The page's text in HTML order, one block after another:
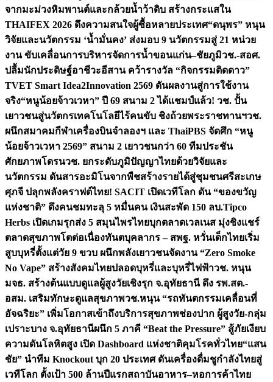
จากมะม่วงหิมพานต์และกล้วยน้ำว้าดิบ สร้างกระแสใน
THAIFEX 2026 ดึงความสนใจผู้ซื้อหลายประเทศ“ดนุพร” หนุน
วิจัยและนวัตกรรม ‘น้ำมั่นคง’ ส่งมอบ 9 นวัตกรรมสู่ 21 หน่วย
งาน ขับเคลื่อนการบริหารจัดการน้ำขอนแก่น–ชัยภูมิวช.-สอศ.
ปลื้มนักประดิษฐ์อาชีวะอีสาน คว้ารางวัล “กิจกรรมติดดาว”
TVET Smart Idea2Innovation 2569 ดันผลงานสู่การใช้งาน
จริง“หนูน้อยจ้าวเวหา” ปี 69 สนาม 2 ได้แชมป์แล้ว! วช. ปั้น
เยาวชนสู่นวัตกรเทคโนโลยีไร้คนขับ ชิงถ้วยพระราชทานฯวช.
ผนึกสมาคมกีฬาเครื่องบินจำลองฯ และ ThaiPBS จัดศึก “หนู
น้อยจ้าวเวหา 2569” สนาม 2 เยาวชนกว่า 60 ทีมประชัน
ศักยภาพโดรนวช. ยกระดับภูมิปัญญาไทยด้วยวิจัยและ
นวัตกรรม ดันสารอะมิโนจากพืชสร้างรายได้สู่ชุมชนศรีสะเกษ
ศุภจี ปลุกพลังคราฟต์ไทย! SACIT เปิดเวทีโลก ดัน “ของขวัญ
แห่งชาติ” ดึงคนชมทะลุ 5 หมื่นคน เงินสะพัด 150 ลบ.Tipco
Herbs เปิดเกมรุกส่ง 5 สมุนไพรไทยบุกตลาดเวลเนส มุ่งชิงแชร์
ตลาดสุขภาพโตต่อเนื่องทันตบุคลากร – สพฐ. หวั่นเด็กไทยเริ่ม
สูบบุหรี่ตั้งแต่วัย 9 ขวบ ผนึกพลังเยาวชนจัดงาน “Zero Smoke
No Vape” สร้างสังคมไทยปลอดบุหรี่และบุหรี่ไฟฟ้าวช. หนุน
มจธ. สร้างต้นแบบดูแลผู้สูงวัยเชิงรุก จ.อุทัยธานี ดึง รพ.สต.-
อสม. เสริมทักษะดูแลสุขภาพวช.หนุน “รถทันตกรรมเคลื่อนที่
อัจฉริยะ” เพิ่มโอกาสเข้าถึงบริการสุขภาพช่องปาก ผู้สูงวัย-กลุ่ม
เปราะบาง จ.อุทัยธานีผนึก 5 ภาคี “Beat the Pressure” สู้ภัยเงียบ
ความดันโลหิตสูง เปิด Dashboard แห่งชาติคุมโรคทั่วไทย“แสน
ชัย” นำทีม Knockout บุก 20 ประเทศ ดันเครื่องดื่มชูกำลังไทยสู่
เวทีโลก ตั้งเป้า 500 ล้านปีแรกสถาบันอาหาร–หอการค้าไทย